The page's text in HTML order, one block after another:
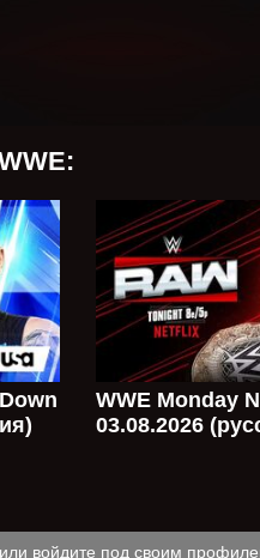
WWE Monday
03.08.2026
или войдите под своим